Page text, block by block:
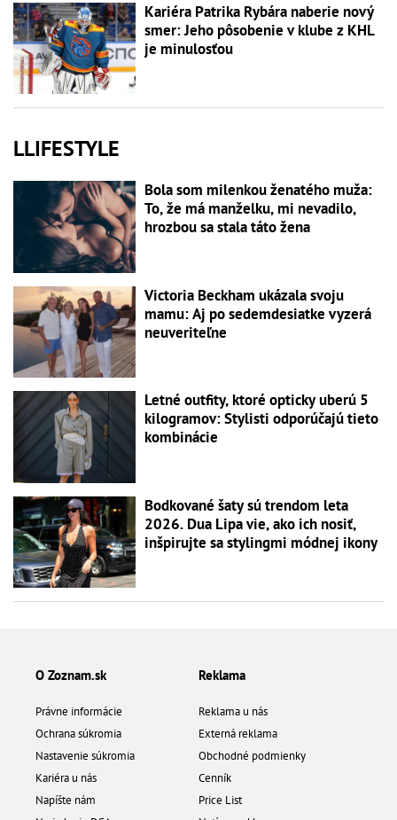
Kariéra Patrika Rybára naberie nový
smer: Jeho pôsobenie v klube z KHL
je minulosťou
LLIFESTYLE
Bola som milenkou ženatého muža:
To, že má manželku, mi nevadilo,
hrozbou sa stala táto žena
Victoria Beckham ukázala svoju
mamu: Aj po sedemdesiatke vyzerá
neuveriteľne
Letné outfity, ktoré opticky uberú 5
kilogramov: Stylisti odporúčajú tieto
kombinácie
Bodkované šaty sú trendom leta
2026. Dua Lipa vie, ako ich nosiť,
inšpirujte sa stylingmi módnej ikony
O Zoznam.sk
Právne informácie
Ochrana súkromia
Nastavenie súkromia
Kariéra u nás
Napíšte nám
Reklama
Reklama u nás
Externá reklama
Obchodné podmienky
Cenník
Price List